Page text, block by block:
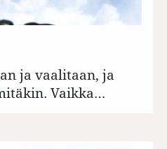
ja vaalitaan, ja
Vaikka…